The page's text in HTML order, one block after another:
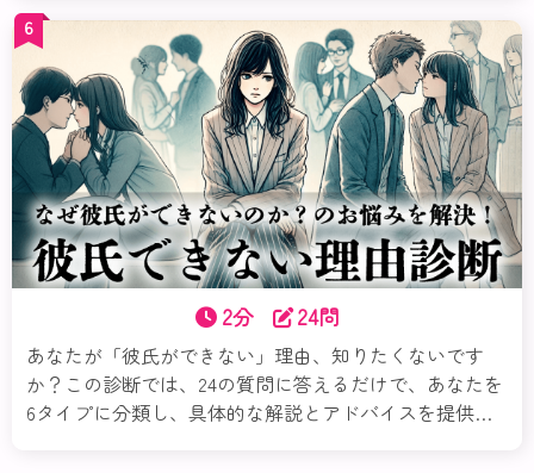
具体的なアドバイスで、次のステップを自信を持って踏
み出せるようサポートします。自分の魅力を再確認し、
恋のチャンスを最大限に活かしましょう！今すぐ試し
て、素敵な恋を掴んでくださいね。
6
2分 24問
あなたが「彼氏ができない」理由、知りたくないです
か？この診断では、24の質問に答えるだけで、あなたを
6タイプに分類し、具体的な解説とアドバイスを提供し